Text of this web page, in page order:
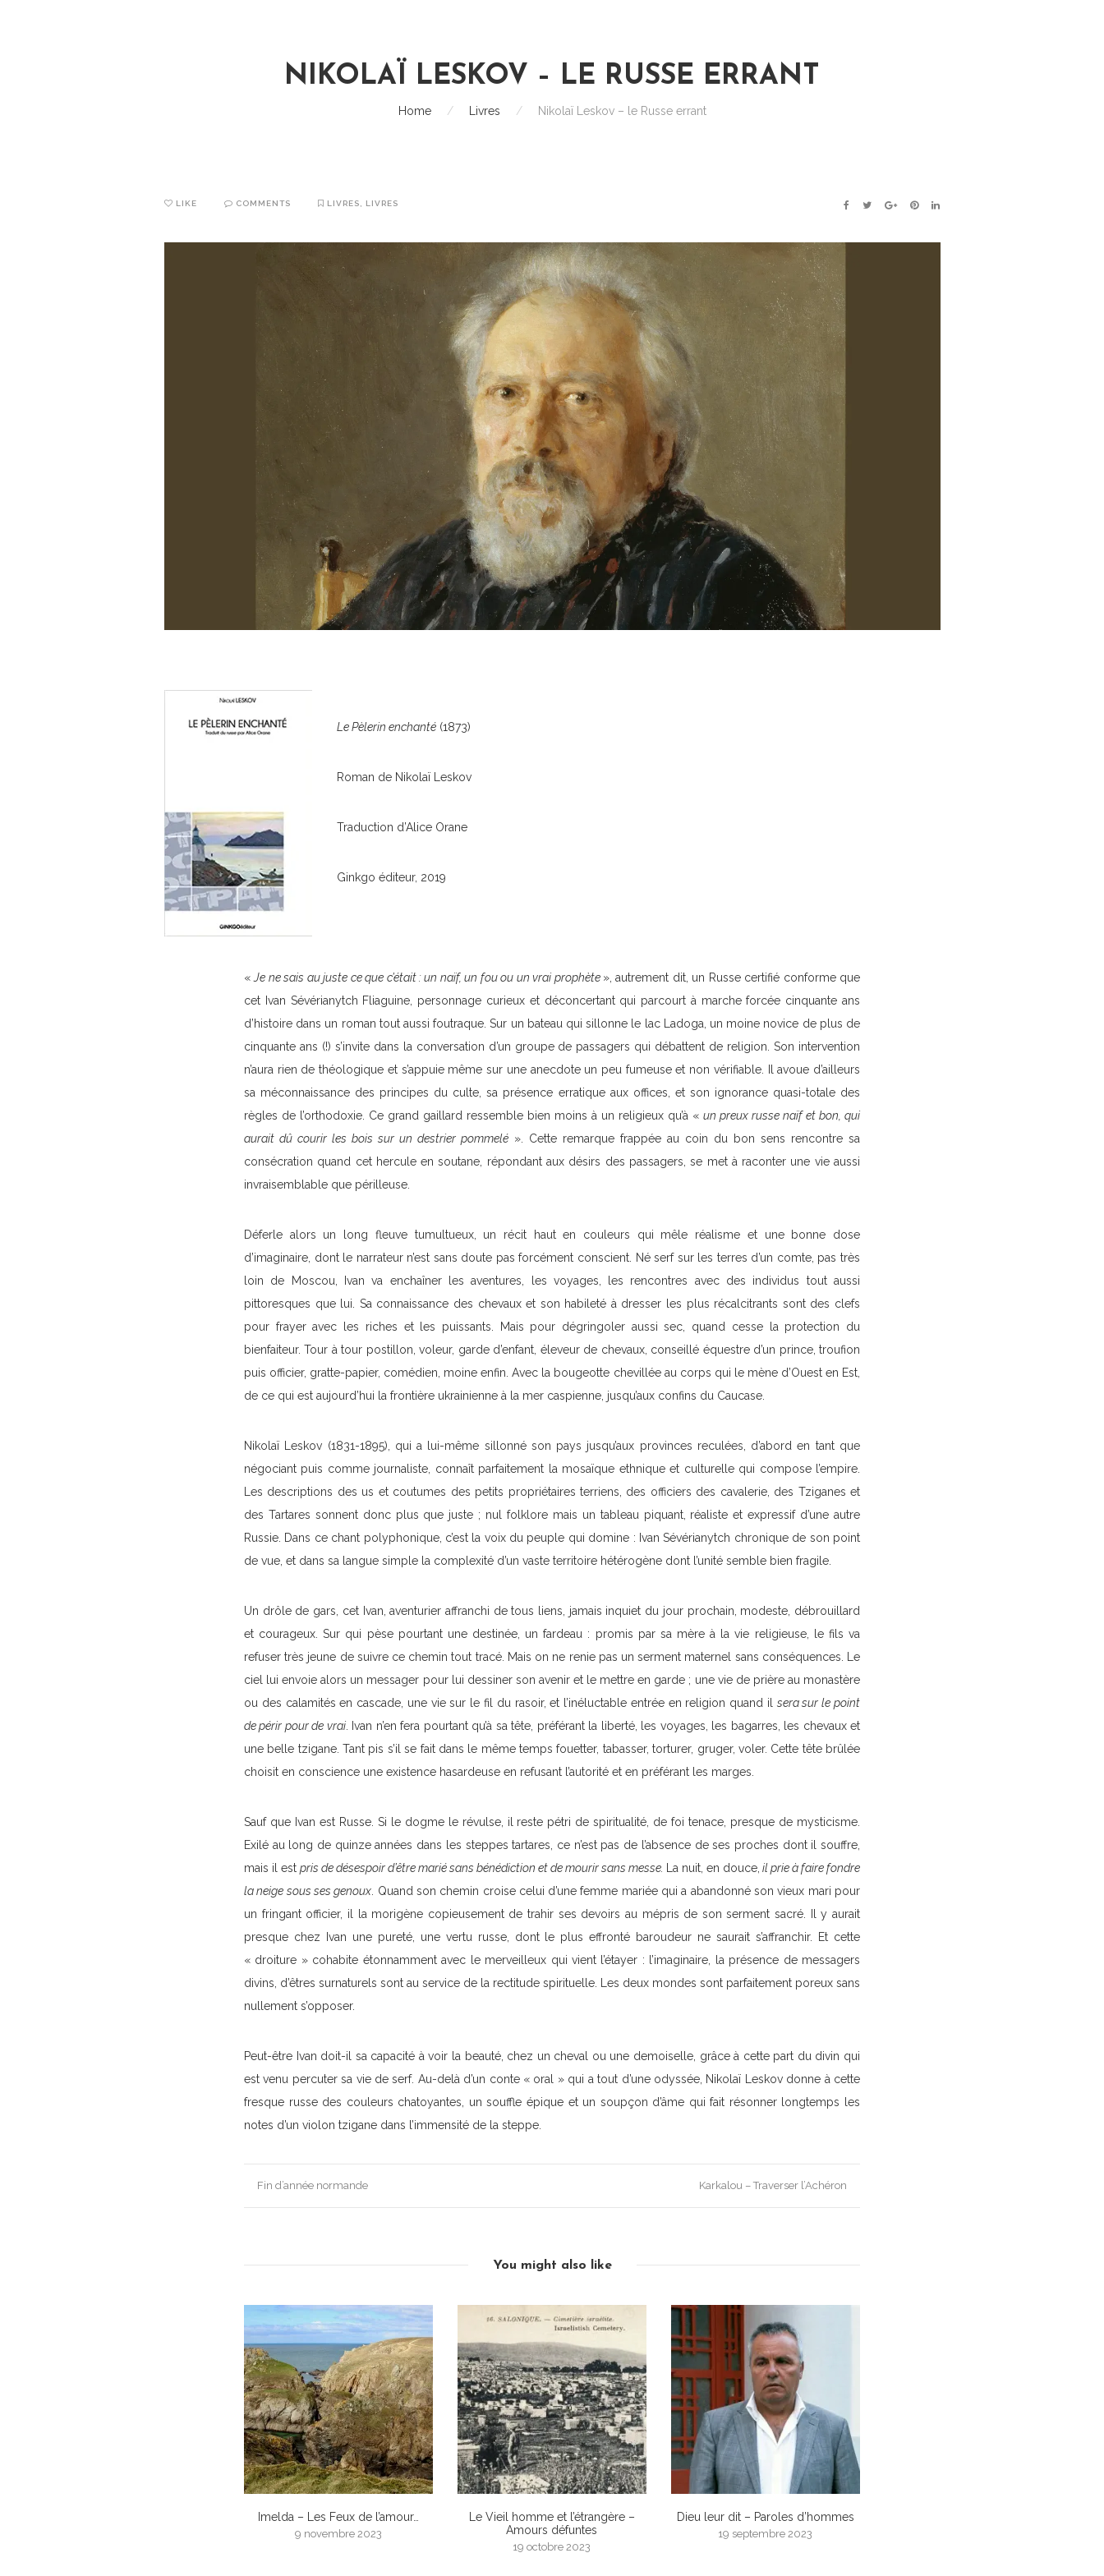
NIKOLAÏ LESKOV – LE RUSSE ERRANT
Home / Livres / Nikolaï Leskov – le Russe errant
LIKE COMMENTS LIVRES LIVRES FACEBOOK
TWITTER
GOOGLE+PINTEREST
LINKEDIN
Le Pèlerin enchanté (1873)
Roman de Nikolaï Leskov
Traduction d’Alice Orane
Ginkgo éditeur, 2019
«Je ne sais au juste ce que c’était: un naïf, un fou ou un vrai prophète », autrement dit, un Russe certifié conforme que
cet Ivan Sévérianytch Fliaguine, personnage curieux et déconcertant qui parcourt à marche forcée cinquante ans
d’histoire dans un roman tout aussi foutraque. Sur un bateau qui sillonne le lac Ladoga, un moine novice de plus de
cinquante ans (!) s’invite dans la conversation d’un groupe de passagers qui débattent de religion. Son intervention
n’aura rien de théologique et s’appuie même sur une anecdote un peu fumeuse et non vérifiable. Il avoue d’ailleurs
sa méconnaissance des principes du culte, sa présence erratique aux offices, et son ignorance quasi-totale des
règles de l’orthodoxie. Ce grand gaillard ressemble bien moins à un religieux qu’à « un preux russe naïf et bon, qui
aurait dû courir les bois sur un destrier pommelé ». Cette remarque frappée au coin du bon sens rencontre sa
consécration quand cet hercule en soutane, répondant aux désirs des passagers, se met à raconter une vie aussi
invraisemblable que périlleuse.
Déferle alors un long fleuve tumultueux, un récit haut en couleurs qui mêle réalisme et une bonne dose
d’imaginaire, dont le narrateur n’est sans doute pas forcément conscient. Né serf sur les terres d’un comte, pas très
loin de Moscou, Ivan va enchaîner les aventures, les voyages, les rencontres avec des individus tout aussi
pittoresques que lui. Sa connaissance des chevaux et son habileté à dresser les plus récalcitrants sont des clefs
pour frayer avec les riches et les puissants. Mais pour dégringoler aussi sec, quand cesse la protection du
bienfaiteur. Tour à tour postillon, voleur, garde d’enfant, éleveur de chevaux, conseillé équestre d’un prince, troufion
puis officier, gratte-papier, comédien, moine enfin. Avec la bougeotte chevillée au corps qui le mène d’Ouest en Est,
de ce qui est aujourd’hui la frontière ukrainienne à la mer caspienne, jusqu’aux confins du Caucase.
Nikolaï Leskov (1831-1895), qui a lui-même sillonné son pays jusqu’aux provinces reculées, d’abord en tant que
négociant puis comme journaliste, connaît parfaitement la mosaïque ethnique et culturelle qui compose l’empire.
Les descriptions des us et coutumes des petits propriétaires terriens, des officiers des cavalerie, des Tziganes et
des Tartares sonnent donc plus que juste ; nul folklore mais un tableau piquant, réaliste et expressif d’une autre
Russie. Dans ce chant polyphonique, c’est la voix du peuple qui domine : Ivan Sévérianytch chronique de son point
de vue, et dans sa langue simple la complexité d’un vaste territoire hétérogène dont l’unité semble bien fragile.
Un drôle de gars, cet Ivan, aventurier affranchi de tous liens, jamais inquiet du jour prochain, modeste, débrouillard
et courageux. Sur qui pèse pourtant une destinée, un fardeau : promis par sa mère à la vie religieuse, le fils va
refuser très jeune de suivre ce chemin tout tracé. Mais on ne renie pas un serment maternel sans conséquences. Le
ciel lui envoie alors un messager pour lui dessiner son avenir et le mettre en garde ; une vie de prière au monastère
ou des calamités en cascade, une vie sur le fil du rasoir, et l’inéluctable entrée en religion quand il sera sur le point
de périr pour de vrai. Ivan n’en fera pourtant qu’à sa tête, préférant la liberté, les voyages, les bagarres, les chevaux et
une belle tzigane. Tant pis s’il se fait dans le même temps fouetter, tabasser, torturer, gruger, voler. Cette tête brûlée
choisit en conscience une existence hasardeuse en refusant l’autorité et en préférant les marges.
Sauf que Ivan est Russe. Si le dogme le révulse, il reste pétri de spiritualité, de foi tenace, presque de mysticisme.
Exilé au long de quinze années dans les steppes tartares, ce n’est pas de l’absence de ses proches dont il souffre,
mais il est pris de désespoir d’être marié sans bénédiction et de mourir sans messe. La nuit, en douce, il prie à faire fondre
la neige sous ses genoux. Quand son chemin croise celui d’une femme mariée qui a abandonné son vieux mari pour
un fringant officier, il la morigène copieusement de trahir ses devoirs au mépris de son serment sacré. Il y aurait
presque chez Ivan une pureté, une vertu russe, dont le plus effronté baroudeur ne saurait s’affranchir. Et cette
« droiture » cohabite étonnamment avec le merveilleux qui vient l’étayer : l’imaginaire, la présence de messagers
divins, d’êtres surnaturels sont au service de la rectitude spirituelle. Les deux mondes sont parfaitement poreux sans
nullement s’opposer.
Peut-être Ivan doit-il sa capacité à voir la beauté, chez un cheval ou une demoiselle, grâce à cette part du divin qui
est venu percuter sa vie de serf. Au-delà d’un conte « oral » qui a tout d’une odyssée, Nikolaï Leskov donne à cette
fresque russe des couleurs chatoyantes, un souffle épique et un soupçon d’âme qui fait résonner longtemps les
notes d’un violon tzigane dans l’immensité de la steppe.
Post
navigation
Fin d’année normande Karkalou – Traverser l’Achéron
You might also like
Imelda – Les Feux de l’amour…
9 novembre 2023
Le Vieil homme et l’étrangère –
Amours défuntes
19 octobre 2023
Dieu leur dit – Paroles d’hommes
19 septembre 2023